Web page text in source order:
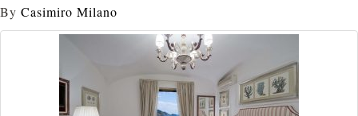
By Casimiro Milano